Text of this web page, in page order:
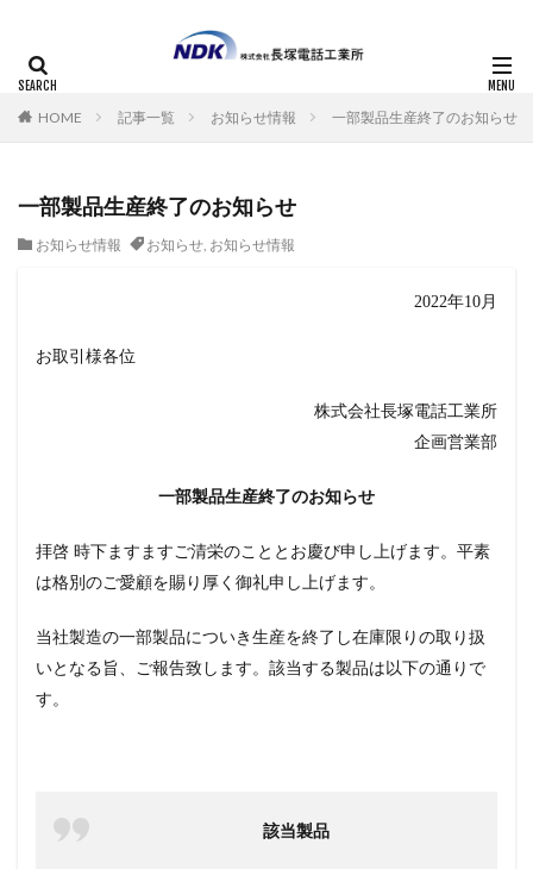
HOME 記事一覧 お知らせ情報 一部製品生産終了のお知らせ
一部製品生産終了のお知らせ
お知らせ情報 お知らせ, お知らせ情報
2022年10月
お取引様各位
株式会社長塚電話工業所
企画営業部
一部製品生産終了のお知らせ
拝啓 時下ますますご清栄のこととお慶び申し上げます。平素
は格別のご愛顧を賜り厚く御礼申し上げます。
当社製造の一部製品についき生産を終了し在庫限りの取り扱
いとなる旨、ご報告致します。該当する製品は以下の通りで
す。
該当製品